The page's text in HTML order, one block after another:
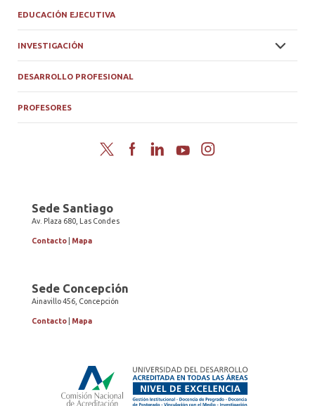
EDUCACIÓN EJECUTIVA
INVESTIGACIÓN
DESARROLLO PROFESIONAL
PROFESORES
Twitter FacebookLinkedInYouTubeInstagram
Sede Santiago
Av. Plaza 680, Las Condes
Contacto Mapa
Sede Concepción
Ainavillo 456, Concepción
Contacto Mapa